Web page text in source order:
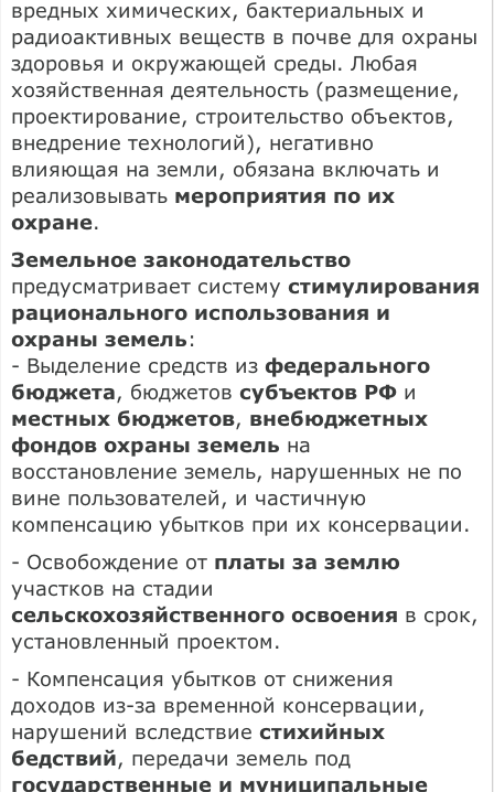
вредных химических, бактериальных и
радиоактивных веществ в почве для охраны
здоровья и окружающей среды. Любая
хозяйственная деятельность (размещение,
проектирование, строительство объектов,
внедрение технологий), негативно
влияющая на земли, обязана включать и
реализовывать мероприятия по их
охране.
Земельное законодательство
предусматривает систему стимулирования
рационального использования и
охраны земель:
- Выделение средств из федерального
бюджета, бюджетов субъектов РФ и
местных бюджетов, внебюджетных
фондов охраны земель на
восстановление земель, нарушенных не по
вине пользователей, и частичную
компенсацию убытков при их консервации.
- Освобождение от платы за землю
участков на стадии
сельскохозяйственного освоения в срок,
установленный проектом.
- Компенсация убытков от снижения
доходов из-за временной консервации,
нарушений вследствие стихийных
бедствий, передачи земель под
государственные и муниципальные